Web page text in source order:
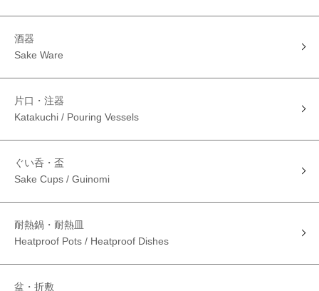
酒器
Sake Ware
片口・注器
Katakuchi / Pouring Vessels
ぐい呑・盃
Sake Cups / Guinomi
耐熱鍋・耐熱皿
Heatproof Pots / Heatproof Dishes
盆・折敷